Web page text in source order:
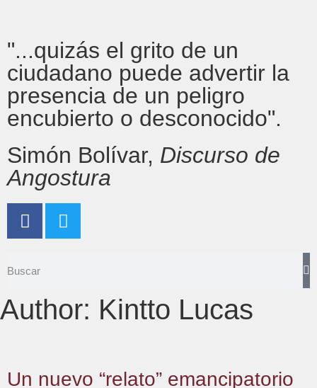
"...quizás el grito de un
ciudadano puede advertir la
presencia de un peligro
encubierto o desconocido".
Simón Bolívar, Discurso de
Angostura
Author: Kintto Lucas
Un nuevo “relato” emancipatorio